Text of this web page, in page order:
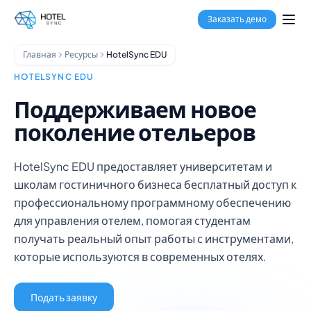
Перейти к основному содержимому
Управление недвижимостью
Менеджер каналов
Обработка платежей
Центр управления несколькими объектами
Приложение для горничных
Отели
Кондо-отели
Аренда для отдыха
Управляющие недвижимостью
О нас
Интеграции
Партнёрство
HotelSync EDU
Заказать демо
Главная Ресурсы HotelSync EDU
HOTELSYNC EDU
Поддерживаем новое
поколение отельеров
HotelSync EDU предоставляет университетам и
школам гостиничного бизнеса бесплатный доступ к
профессиональному программному обеспечению
для управления отелем, помогая студентам
получать реальный опыт работы с инструментами,
которые используются в современных отелях.
Подать заявку